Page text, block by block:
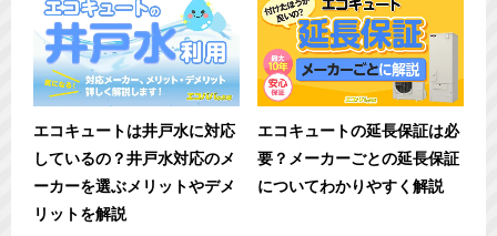
エコキュートは井戸水に対応
しているの？井戸水対応のメ
ーカーを選ぶメリットやデメ
リットを解説
エコキュートの延長保証は必
要？メーカーごとの延長保証
についてわかりやすく解説